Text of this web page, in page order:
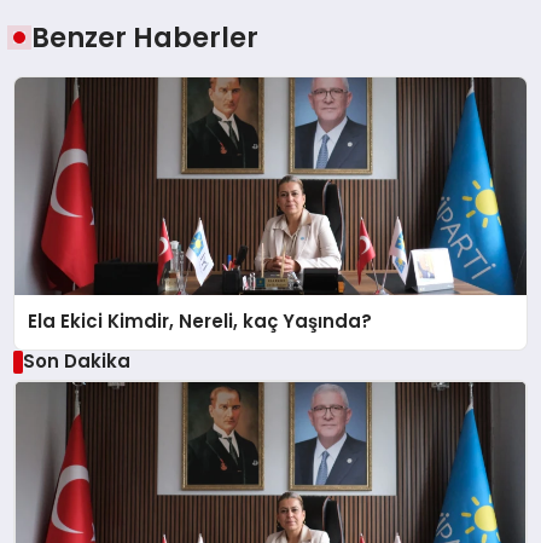
Benzer Haberler
Ela Ekici Kimdir, Nereli, kaç Yaşında?
Son Dakika